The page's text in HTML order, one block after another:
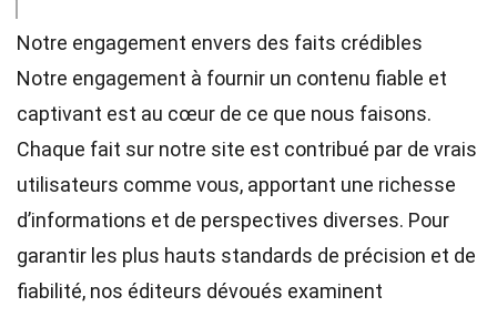
Notre engagement envers des faits crédibles
Notre engagement à fournir un contenu fiable et
captivant est au cœur de ce que nous faisons.
Chaque fait sur notre site est contribué par de vrais
utilisateurs comme vous, apportant une richesse
d’informations et de perspectives diverses. Pour
garantir les plus hauts standards de précision et de
fiabilité, nos éditeurs dévoués examinent